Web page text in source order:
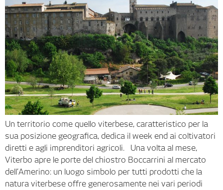
Un territorio come quello viterbese, caratteristico per la
sua posizione geografica, dedica il week end ai coltivatori
diretti e agli imprenditori agricoli. Una volta al mese,
Viterbo apre le porte del chiostro Boccarrini al mercato
dell’Amerino: un luogo simbolo per tutti prodotti che la
natura viterbese offre generosamente nei vari periodi